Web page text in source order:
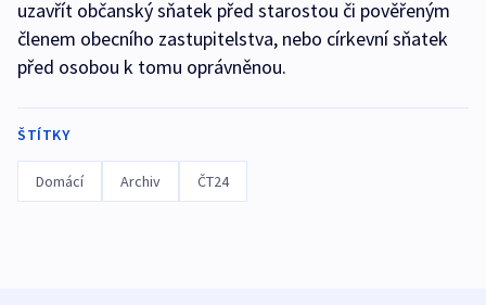
uzavřít občanský sňatek před starostou či pověřeným
členem obecního zastupitelstva, nebo církevní sňatek
před osobou k tomu oprávněnou.
ŠTÍTKY
Domácí Archiv ČT24